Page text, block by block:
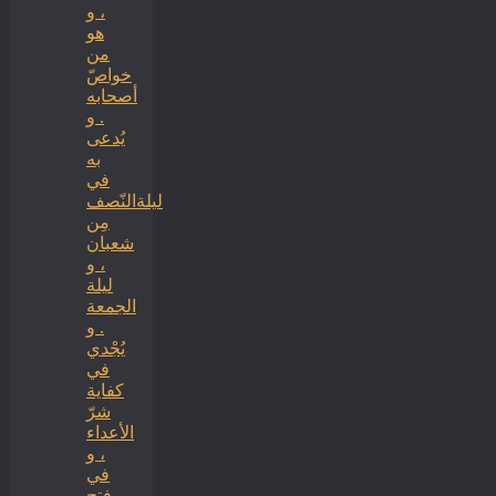
، و
هو
من
خواصّ
أصحابه
. و
يُدعى
به
في
ليلةالنّصف
مِن
شعبان
، و
ليلة
الجمعة
. و
يُجْدي
في
كفاية
شرّ
الأعداء
، و
في